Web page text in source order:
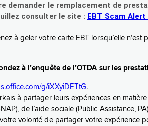
demander le remplacement de
consulter le site : EBT Scam Alert
à geler votre carte EBT lorsqu’elle n’est
à l’enquête de l’OTDA sur les
g/iXXyiDETtG.
à partager leurs expériences en
de l’aide sociale (Public Assistance,
volonté de partager votre expérience